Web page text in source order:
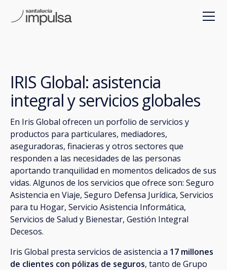
IRIS Global: asistencia
integral y servicios globales
En Iris Global ofrecen un porfolio de servicios y
productos para particulares, mediadores,
aseguradoras, finacieras y otros sectores que
responden a las necesidades de las personas
aportando tranquilidad en momentos delicados de sus
vidas. Algunos de los servicios que ofrece son: Seguro
Asistencia en Viaje, Seguro Defensa Jurídica, Servicios
para tu Hogar, Servicio Asistencia Informática,
Servicios de Salud y Bienestar, Gestión Integral
Decesos.
Iris Global presta servicios de asistencia a 17 millones
de clientes con pólizas de seguros, tanto de Grupo